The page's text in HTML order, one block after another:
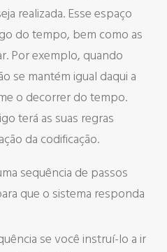
realizada. Esse espaço
do tempo, bem como as
Por exemplo, quando
se mantém igual daqui a
o decorrer do tempo.
terá as suas regras
da codificação.
sequência de passos
que o sistema responda
se você instruí-lo a ir